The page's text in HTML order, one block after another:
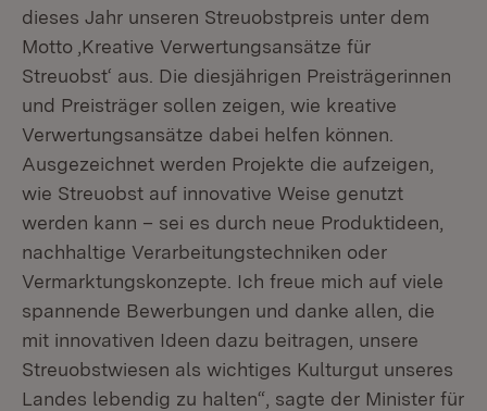
dieses Jahr unseren Streuobstpreis unter dem
Motto ,Kreative Verwertungsansätze für
Streuobst‘ aus. Die diesjährigen Preisträgerinnen
und Preisträger sollen zeigen, wie kreative
Verwertungsansätze dabei helfen können.
Ausgezeichnet werden Projekte die aufzeigen,
wie Streuobst auf innovative Weise genutzt
werden kann – sei es durch neue Produktideen,
nachhaltige Verarbeitungstechniken oder
Vermarktungskonzepte. Ich freue mich auf viele
spannende Bewerbungen und danke allen, die
mit innovativen Ideen dazu beitragen, unsere
Streuobstwiesen als wichtiges Kulturgut unseres
Landes lebendig zu halten“, sagte der Minister für